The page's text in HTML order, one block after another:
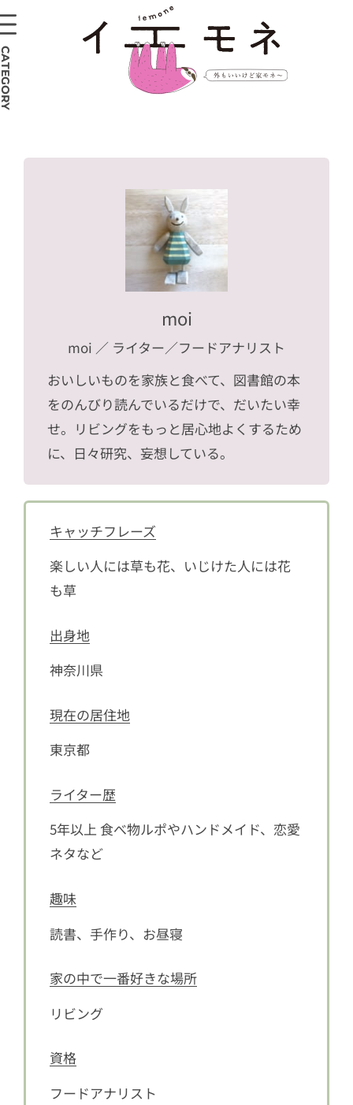
moi
moi ／ ライター／フードアナリスト
おいしいものを家族と食べて、図書館の本
をのんびり読んでいるだけで、だいたい幸
せ。リビングをもっと居心地よくするため
に、日々研究、妄想している。
キャッチフレーズ
楽しい人には草も花、いじけた人には花
も草
出身地
神奈川県
現在の居住地
東京都
ライター歴
5年以上 食べ物ルポやハンドメイド、恋愛
ネタなど
趣味
読書、手作り、お昼寝
家の中で一番好きな場所
リビング
資格
フードアナリスト